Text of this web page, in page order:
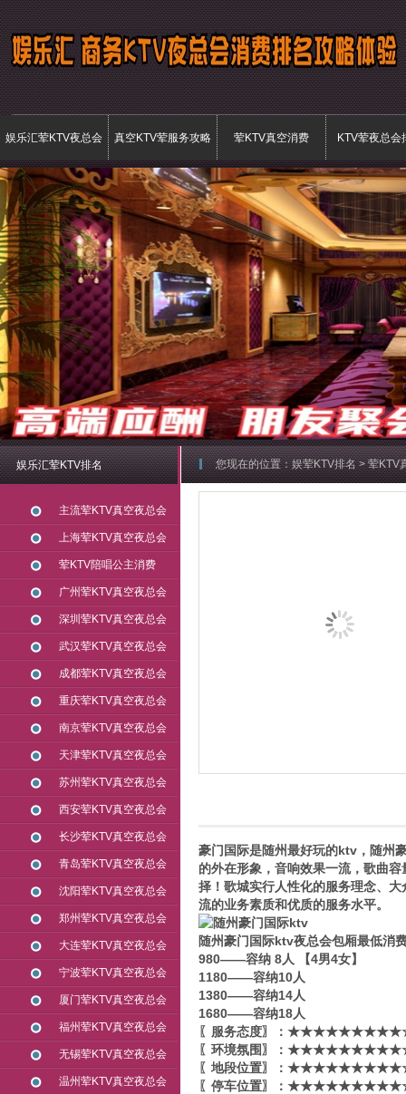
娱乐汇荤KTV夜总会 真空KTV荤服务攻略 荤KTV真空消费 KTV荤夜总会
娱乐汇荤KTV排名
主流荤KTV真空夜总会
上海荤KTV真空夜总会
荤KTV陪唱公主消费
广州荤KTV真空夜总会
深圳荤KTV真空夜总会
武汉荤KTV真空夜总会
成都荤KTV真空夜总会
重庆荤KTV真空夜总会
南京荤KTV真空夜总会
天津荤KTV真空夜总会
苏州荤KTV真空夜总会
西安荤KTV真空夜总会
长沙荤KTV真空夜总会
青岛荤KTV真空夜总会
沈阳荤KTV真空夜总会
郑州荤KTV真空夜总会
大连荤KTV真空夜总会
宁波荤KTV真空夜总会
厦门荤KTV真空夜总会
福州荤KTV真空夜总会
无锡荤KTV真空夜总会
温州荤KTV真空夜总会
您现在的位置：娱荤KTV排名>荤KTV
豪门国际是随州最好玩的ktv，随州
的外在形象，音响效果一流，歌曲
择！歌城实行人性化的服务理念、
流的业务素质和优质的服务水平。
随州豪门国际ktv夜总会包厢最低消
980——容纳 8人 【4男4女】
1180——容纳10人
1380——容纳14人
1680——容纳18人
〖服务态度〗：
〖环境氛围〗：
〖地段位置〗：
〖停车位置〗：